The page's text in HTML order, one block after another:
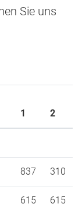
Sie uns
1 2
837 310
615 615